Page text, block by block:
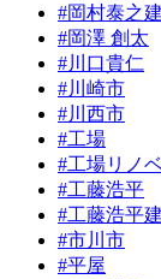
#岡村泰之
#岡澤 創太
#川口貴仁
#川崎市
#川西市
#工場
#工場リノ
#工藤浩平
#工藤浩平
#市川市
#平屋